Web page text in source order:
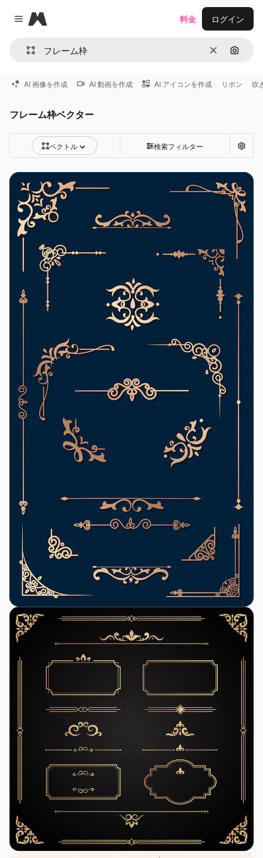
Close menu
Magnific
消去 画像で
料金 ログイン
AI 画像を作成 AI 動画を作成 AI アイコンを作成 リボン 吹
フレーム枠ベクター
ベクトル 検索フィルター